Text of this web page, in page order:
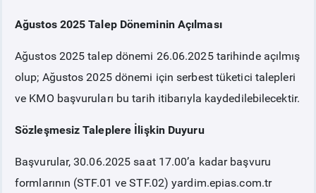
Ağustos 2025 Talep Döneminin Açılması
Ağustos 2025 talep dönemi 26.06.2025 tarihinde açılmış
olup; Ağustos 2025 dönemi için serbest tüketici talepleri
ve KMO başvuruları bu tarih itibarıyla kaydedilebilecektir.
Sözleşmesiz Taleplere İlişkin Duyuru
Başvurular, 30.06.2025 saat 17.00’a kadar başvuru
formlarının (STF.01 ve STF.02) yardim.epias.com.tr